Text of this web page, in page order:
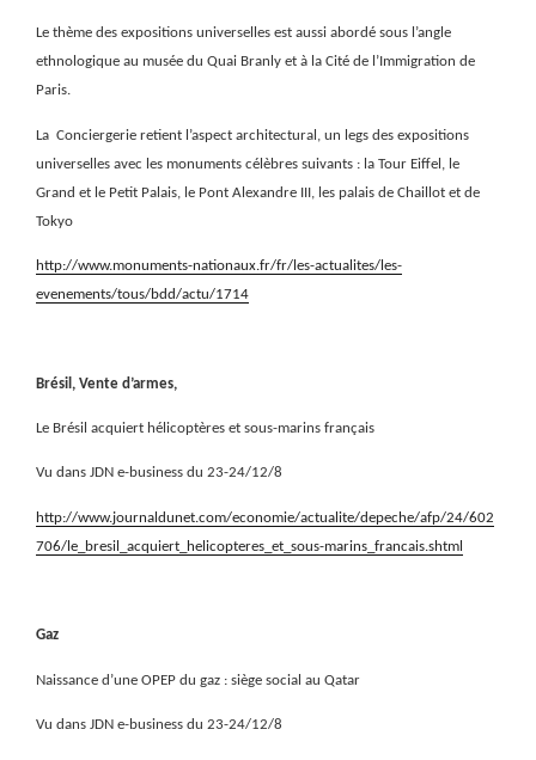
Le thème des expositions universelles est aussi abordé sous l’angle
ethnologique au musée du Quai Branly et à la Cité de l’Immigration de
Paris.
La Conciergerie retient l’aspect architectural, un legs des expositions
universelles avec les monuments célèbres suivants : la Tour Eiffel, le
Grand et le Petit Palais, le Pont Alexandre III, les palais de Chaillot et de
Tokyo
http://www.monuments-nationaux.fr/fr/les-actualites/les-
evenements/tous/bdd/actu/1714
Brésil, Vente d’armes,
Le Brésil acquiert hélicoptères et sous-marins français
Vu dans JDN e-business du 23-24/12/8
http://www.journaldunet.com/economie/actualite/depeche/afp/24/602
706/le_bresil_acquiert_helicopteres_et_sous-marins_francais.shtml
Gaz
Naissance d’une OPEP du gaz : siège social au Qatar
Vu dans JDN e-business du 23-24/12/8